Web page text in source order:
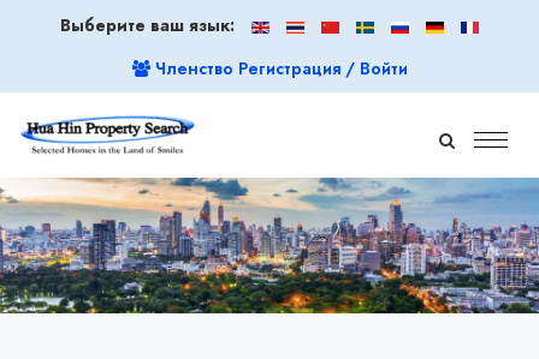
Выберите ваш язык:
Членство Регистрация / Войти